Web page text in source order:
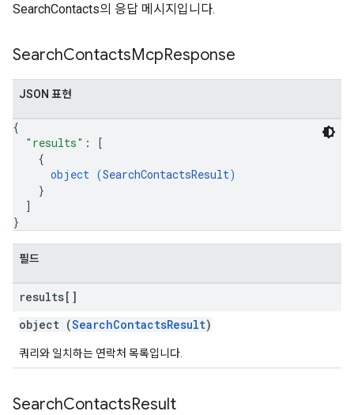
SearchContacts의 응답 메시지입니다.
SearchContactsMcpResponse
JSON 표현
{
"results" :
[
{
object (SearchContactsResult)
}
]
}
필드
results[]
object (SearchContactsResult)
쿼리와 일치하는 연락처 목록입니다.
SearchContactsResult